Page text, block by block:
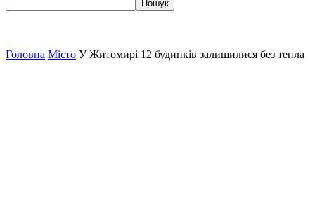
Головна Місто У Житомирі 12 будинків залишилися без тепла